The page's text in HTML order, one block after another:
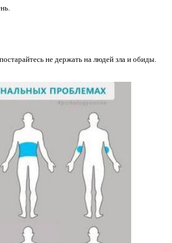
не держать на людей зла и обиды.